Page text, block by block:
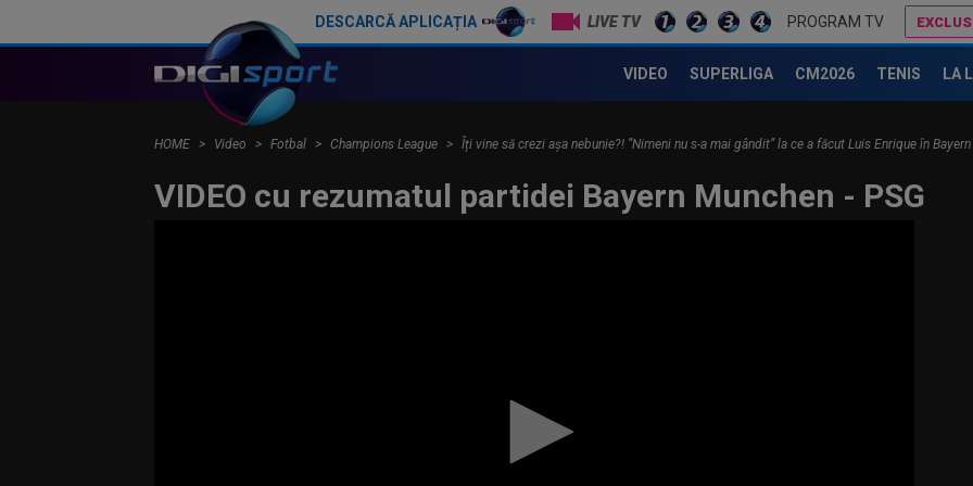
DESCARCĂ APLICAȚIA LIVE TV PROGRAM TV
VIDEO SUPERLIGA CM2026 TENIS LA
HOME Video Fotbal Champions League Îți vine să crezi așa nebunie?! ”Nimeni nu s-a mai gândit” la ce a făcut Luis Enrique în Bayern
VIDEO cu rezumatul partidei Bayern Munchen - PSG